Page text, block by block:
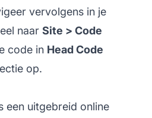
vervolgens in je
naar Site > Code
code in Head Code
op.
een uitgebreid online